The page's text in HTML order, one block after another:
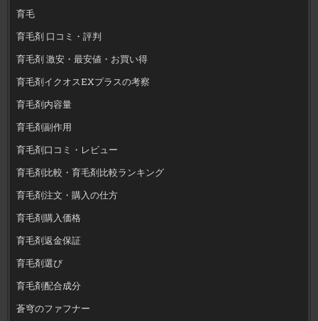
育毛
育毛剤 口コミ・評判
育毛剤 激安・最安値・お買い得
育毛剤イクオスEXプラスの考察
育毛剤内容量
育毛剤副作用
育毛剤口コミ・レビュー
育毛剤比較・育毛剤比較ランキング
育毛剤注文・購入の仕方
育毛剤購入価格
育毛剤返金保証
育毛剤選び
育毛剤配合成分
蒼穹のファフナー